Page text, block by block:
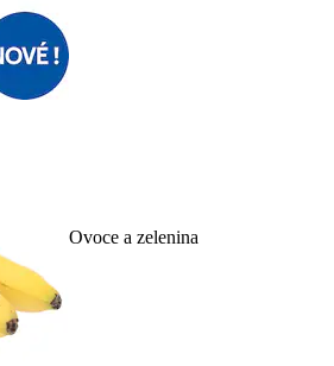
Ovoce a zelenina